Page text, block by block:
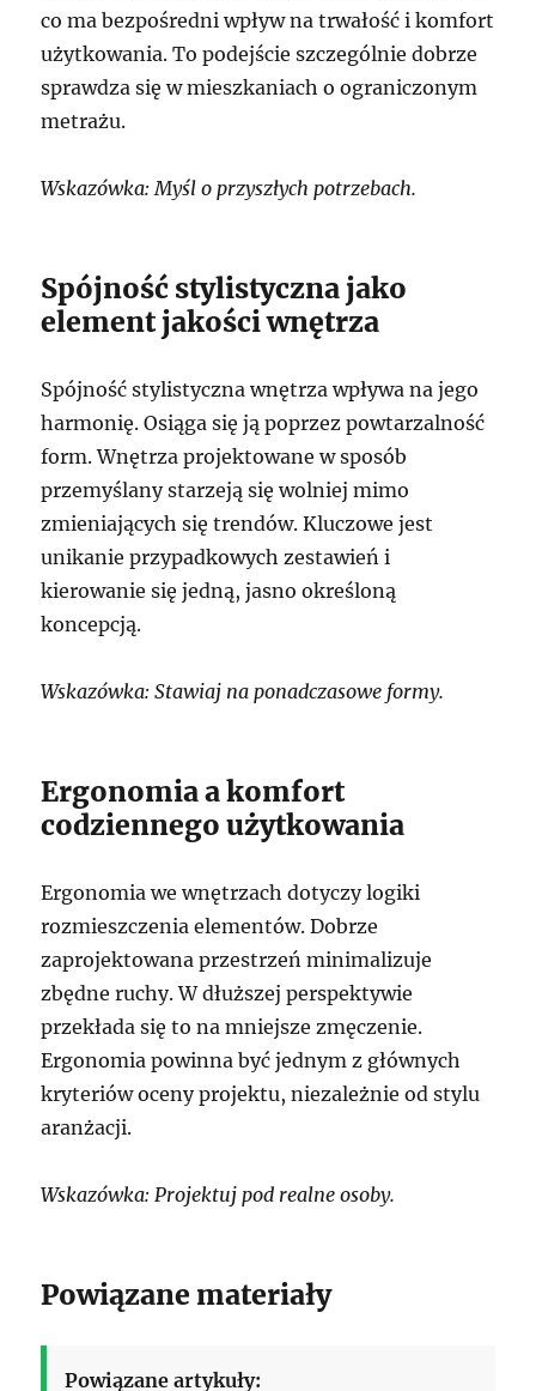
co ma bezpośredni wpływ na trwałość i komfort
użytkowania. To podejście szczególnie dobrze
sprawdza się w mieszkaniach o ograniczonym
metrażu.
Wskazówka: Myśl o przyszłych potrzebach.
Spójność stylistyczna jako
element jakości wnętrza
Spójność stylistyczna wnętrza wpływa na jego
harmonię. Osiąga się ją poprzez powtarzalność
form. Wnętrza projektowane w sposób
przemyślany starzeją się wolniej mimo
zmieniających się trendów. Kluczowe jest
unikanie przypadkowych zestawień i
kierowanie się jedną, jasno określoną
koncepcją.
Wskazówka: Stawiaj na ponadczasowe formy.
Ergonomia a komfort
codziennego użytkowania
Ergonomia we wnętrzach dotyczy logiki
rozmieszczenia elementów. Dobrze
zaprojektowana przestrzeń minimalizuje
zbędne ruchy. W dłuższej perspektywie
przekłada się to na mniejsze zmęczenie.
Ergonomia powinna być jednym z głównych
kryteriów oceny projektu, niezależnie od stylu
aranżacji.
Wskazówka: Projektuj pod realne osoby.
Powiązane materiały
Powiązane artykuły: